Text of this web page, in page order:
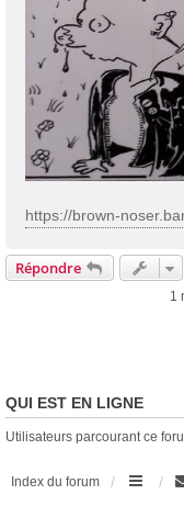
https://brown-
Répondre
1
QUI EST EN LIGNE
Utilisateurs parcourant ce
Index du forum